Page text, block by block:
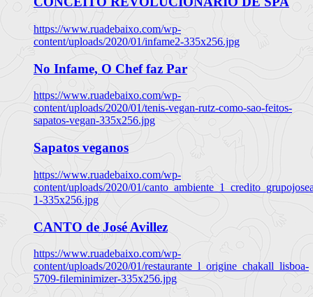
https://www.ruadebaixo.com/wp-
content/uploads/2020/01/infame2-335x256.jpg
No Infame, O Chef faz Par
https://www.ruadebaixo.com/wp-
content/uploads/2020/01/tenis-vegan-rutz-como-sao-feitos-
sapatos-vegan-335x256.jpg
Sapatos veganos
https://www.ruadebaixo.com/wp-
content/uploads/2020/01/
1-335x256.jpg
CANTO de José Avillez
https://www.ruadebaixo.com/wp-
content/uploads/2020/01/restaurante_l_origine_chakall_lisboa-
5709-fileminimizer-335x256.jpg